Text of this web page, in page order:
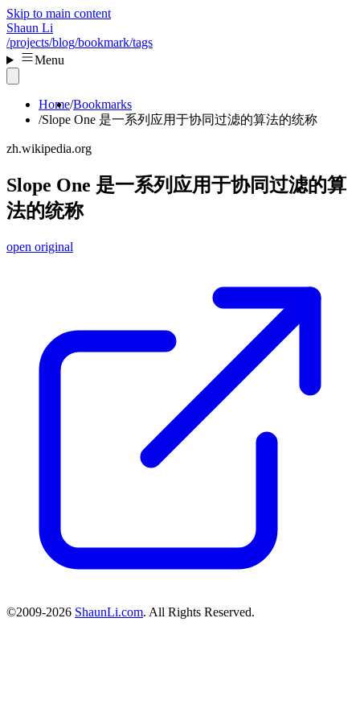
Skip to main content
Shaun Li
/projects/blog/bookmark/tags
Menu
Home Bookmarks
Slope One 是一系列应用于协同过滤的算法的统称
zh.wikipedia.org
Slope One 是一系列应用于协同过滤的算
法的统称
open original
©2009-2026 ShaunLi.com. All Rights Reserved.